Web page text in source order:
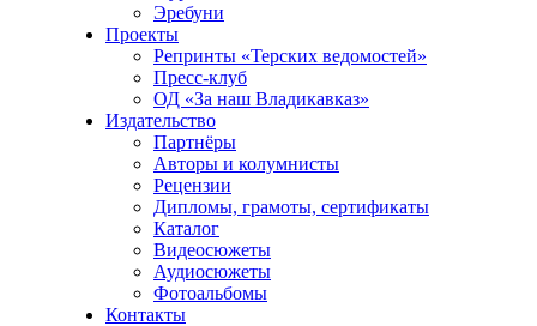
Эребуни
Проекты
Репринты «Терских ведомостей»
Пресс-клуб
ОД «За наш Владикавказ»
Издательство
Партнёры
Авторы и колумнисты
Рецензии
Дипломы, грамоты, сертификаты
Каталог
Видеосюжеты
Аудиосюжеты
Фотоальбомы
Контакты